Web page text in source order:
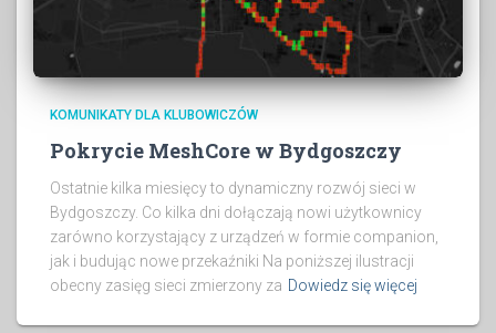
KOMUNIKATY DLA KLUBOWICZÓW
Pokrycie MeshCore w Bydgoszczy
Ostatnie kilka miesięcy to dynamiczny rozwój sieci w
Bydgoszczy. Co kilka dni dołączają nowi użytkownicy
zarówno korzystający z urządzeń w formie companion,
jak i budując nowe przekaźniki Na poniższej ilustracji
obecny zasięg sieci zmierzony za Dowiedz się więcej